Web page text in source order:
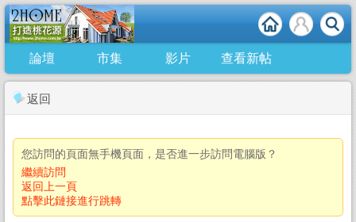
論壇 市集 影片 查看新帖
返回
您訪問的頁面無手機頁面，是否進一步訪問電腦版？
繼續訪問
返回上一頁
點擊此鏈接進行跳轉